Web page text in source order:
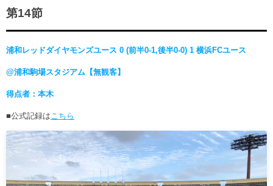
サステナビリティ
ホームタウン活動
横浜FCスポーツクラブ
学生インターンシップ
クラブメンバー
育成ビジョン
アカデミー選手
アカデミースタッフ
フェニックスクラブ
サッカースクール
チアスクール
パートナー
パートナー一覧
あしながドリーム基金
お問い合わせ
お問い合わせ
第14節
浦和レッドダイヤモンズユース 0 (前半0-1,後半0-0) 1 横浜FCユース
@浦和駒場スタジアム【無観客】
得点者：本木
■公式記録は こちら